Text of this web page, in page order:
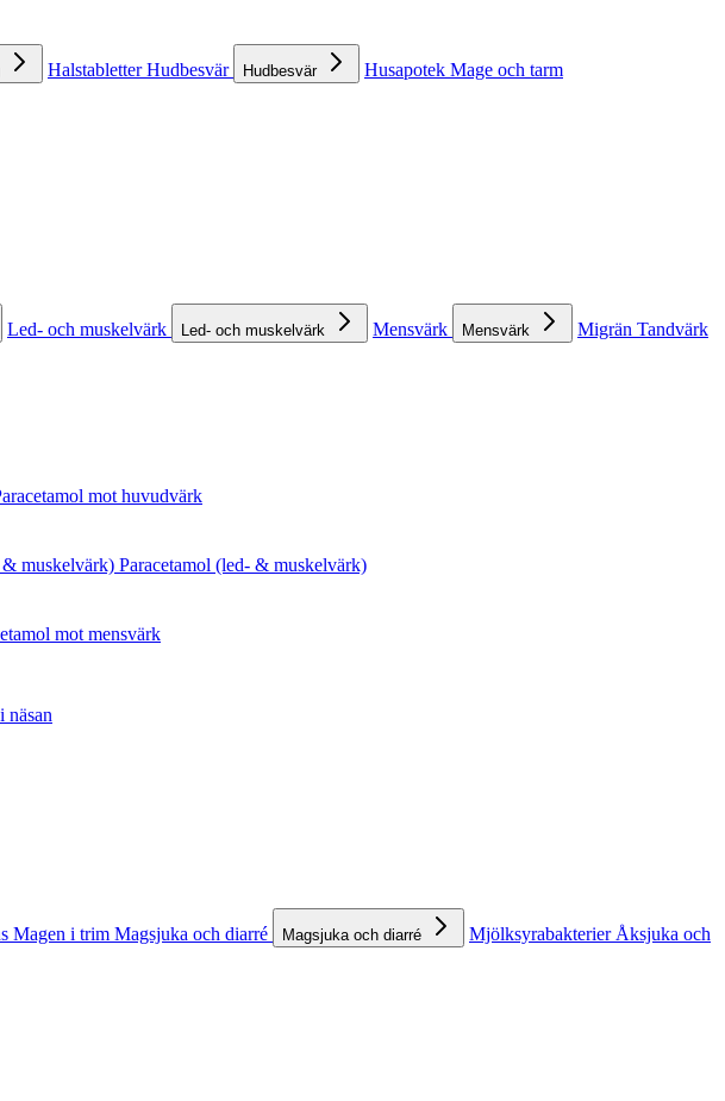
HalstabletterHudbesvär Hudbesvär Husapotek Mage och tarm
Led- och muskelvärk Led- och muskelvärk Mensvärk Mensvärk Migrän Tandvärk
mot huvudvärk
muskelvärk) Paracetamol (led- & muskelvärk)
mot mensvärk
näsan
Magen i trim Magsjuka och diarré Magsjuka och diarré Mjölksyrabakterier Åksjuka och